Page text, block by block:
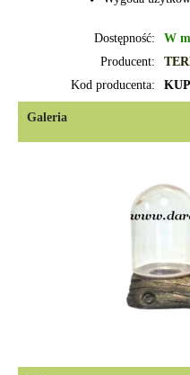
Dostępność:
W
Producent:
Kod producenta:
Galeria